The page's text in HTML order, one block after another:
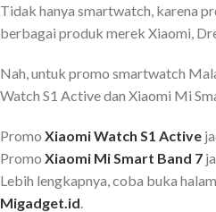
Tidak hanya smartwatch, karena
berbagai produk merek Xiaomi,
Nah, untuk promo smartwatch
Watch S1 Active dan Xiaomi Mi
Promo Xiaomi Watch S1 Active
Promo Xiaomi Mi Smart Band 7
Lebih lengkapnya, coba buka
Migadget.id.